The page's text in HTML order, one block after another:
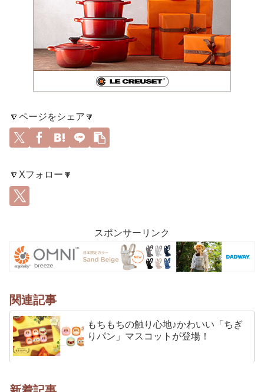
🔽ページをシェア🔽
🔽Xフォロー🔽
スポンサーリンク
関連記事
もちもちの触り心地♪かわいい「ちぎ
りパン」マスコットが登場！